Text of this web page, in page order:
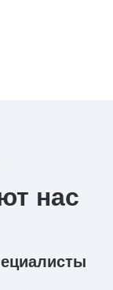
нас